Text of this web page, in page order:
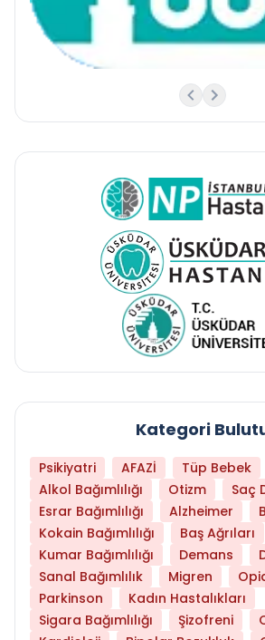
Kategori
Psikiyatri AFAZİ
Tüp Bebek
Alkol Bağımlılığı
Otizm
Saç
Esrar Bağımlılığı
Alzheimer
Kokain Bağımlılığı
Baş Ağrıları
Kumar Bağımlılığı
Demans
Sanal Bağımlılık
Migren
Parkinson
Kadın Hastalıkları
Sigara Bağımlılığı
Şizofreni